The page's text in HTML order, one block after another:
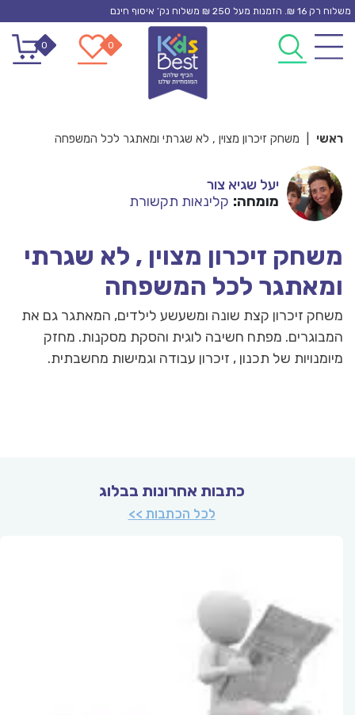
Skip
content
משלוח רק 16 ₪. הזמנות מעל 250 ₪ משלוח נק’ איסוף חינם
0
0
ראשי משחק זיכרון מצוין , לא שגרתי ומאתגר לכל המשפחה
יעל שגיא צור
מומחה: קלינאות תקשורת
משחק זיכרון מצוין , לא שגרתי
ומאתגר לכל המשפחה
משחק זיכרון קצת שונה ומשעשע לילדים, המאתגר גם את
המבוגרים. מפתח חשיבה לוגית והסקת מסקנות. מחזק
מיומנויות של תכנון , זיכרון עבודה וגמישות מחשבתית.
כתבות אחרונות בבלוג
לכל הכתבות >>